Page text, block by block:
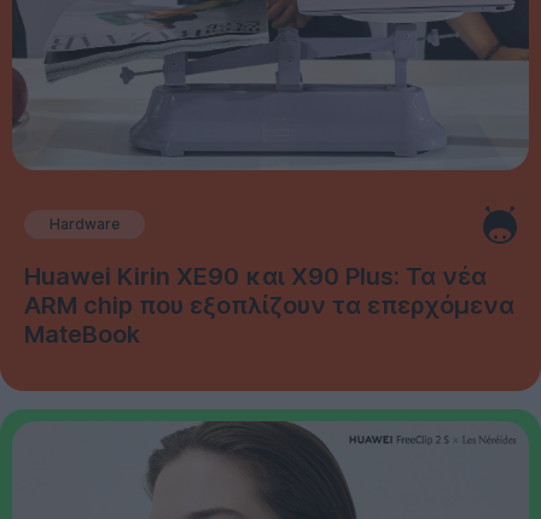
Hardware
Huawei Kirin XE90 και X90 Plus: Τα νέα
ARM chip που εξοπλίζουν τα επερχόμενα
MateBook